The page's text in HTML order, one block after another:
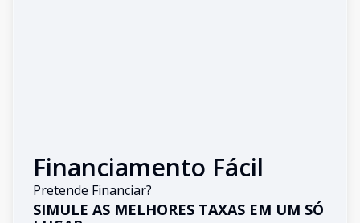
Financiamento Fácil
Pretende Financiar?
SIMULE AS MELHORES TAXAS EM UM SÓ